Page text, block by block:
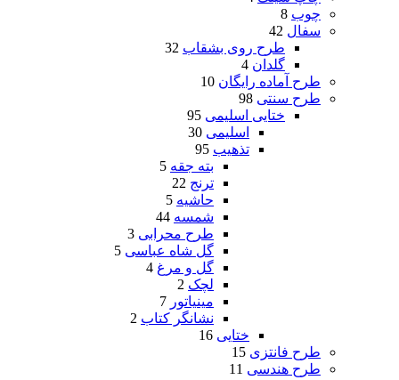
چوب 8
سفال 42
طرح روی بشقاب 32
گلدان 4
طرح آماده رایگان 10
طرح سنتی 98
ختایی اسلیمی 95
اسلیمی 30
تذهیب 95
بته جقه 5
ترنج 22
حاشیه 5
شمسه 44
طرح محرابی 3
گل شاه عباسی 5
گل و مرغ 4
لچک 2
مینیاتور 7
نشانگر کتاب 2
ختایی 16
طرح فانتزی 15
طرح هندسی 11